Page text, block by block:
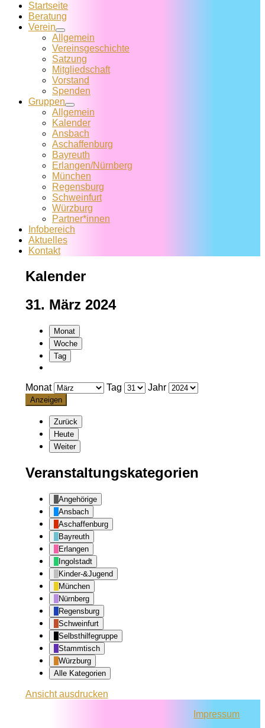
Startseite
Beratung
Verein
Allgemein
Vereins­geschichte
Satzung
Mitglied­schaft
Vorstand
Spenden
Gruppen
Allgemein
Kalender
Ansbach
Aschaffenburg
Bayreuth
Erlangen/Nürnberg
München
Regensburg
Schweinfurt
Würzburg
Partner*innen
Infobereich
Aktuelles
Kontakt
Kalender
31. März 2024
Monat
Woche
Tag
Monat Tag Jahr
Zurück
Heute
Weiter
Veranstaltungskategorien
Angehörige
Ansbach
Aschaffenburg
Bayreuth
Erlangen
Ingolstadt
Kinder-&Jugend
München
Nürnberg
Regensburg
Schweinfurt
Selbsthilfegruppe
Stammtisch
Würzburg
Alle Kategorien
Ansichtausdrucken
Impressum